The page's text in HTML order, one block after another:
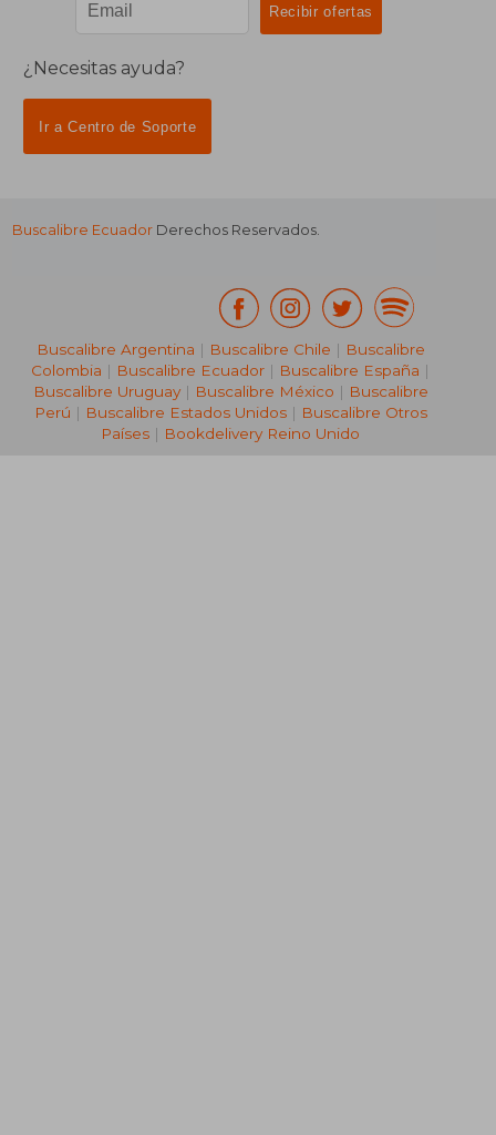
¿Necesitas ayuda?
Ir a Centro de Soporte
Buscalibre Ecuador Derechos Reservados.
Buscalibre Argentina | Buscalibre Chile | Buscalibre
Colombia | Buscalibre Ecuador | Buscalibre España |
Buscalibre Uruguay| Buscalibre México | Buscalibre
Perú | Buscalibre Estados Unidos| Buscalibre Otros
Países | Bookdelivery Reino Unido